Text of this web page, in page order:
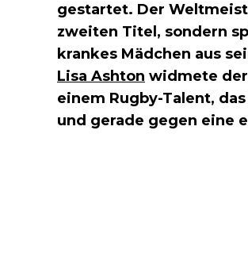
gestartet. Der
zweiten Titel, sondern
krankes Mädchen aus
Lisa Ashton widmete der
einem Rugby-Talent,
und gerade gegen eine